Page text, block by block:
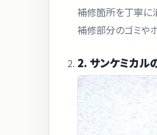
補修箇所を丁寧に
補修部分のゴミや
2. サンケミカル